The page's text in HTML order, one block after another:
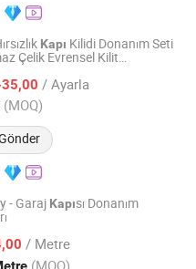
Kapı Kilidi Donanım Seti
Çelik Evrensel Kilit
/ Ayarla
(MOQ)
Co., Ltd.
Fiyat 2025
- Garaj Kapısı Donanım
/ Metre
(MOQ)
CO., LTD.
2009